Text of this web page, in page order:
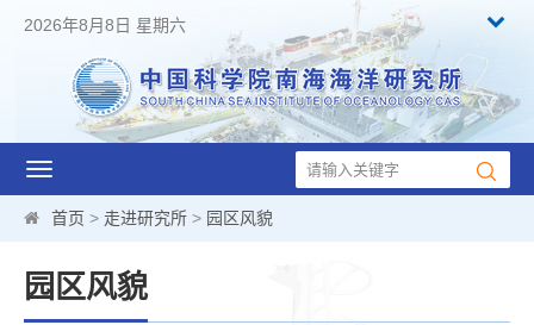
2026年8月8日 星期六
Toggle
navigation
首页 > 走进研究所 > 园区风貌
园区风貌